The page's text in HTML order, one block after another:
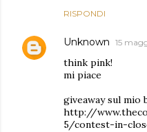
RISPONDI
Unknown 15
think pink!
mi piace
giveaway sul mio
http://
5/contest-in-